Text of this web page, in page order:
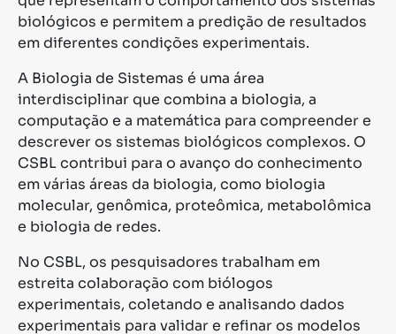
biológicos e permitem a predição de resultados
em diferentes condições experimentais.
A Biologia de Sistemas é uma área
interdisciplinar que combina a biologia, a
computação e a matemática para compreender e
descrever os sistemas biológicos complexos. O
CSBL contribui para o avanço do conhecimento
em várias áreas da biologia, como biologia
molecular, genômica, proteômica, metabolômica
e biologia de redes.
No CSBL, os pesquisadores trabalham em
estreita colaboração com biólogos
experimentais, coletando e analisando dados
experimentais para validar e refinar os modelos